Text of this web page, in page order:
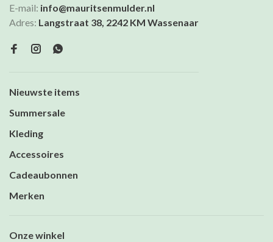
E-mail: info@mauritsenmulder.nl
Adres: Langstraat 38, 2242 KM Wassenaar
Nieuwste items
Summersale
Kleding
Accessoires
Cadeaubonnen
Merken
Onze winkel